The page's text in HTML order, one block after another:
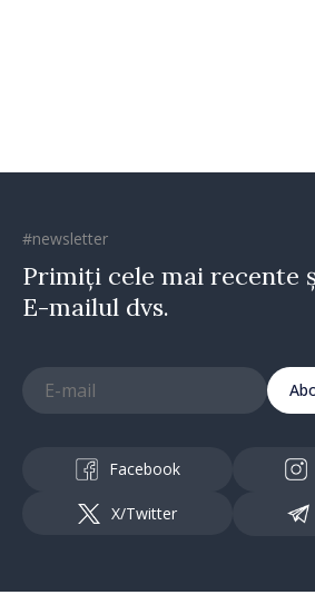
#newsletter
Primiți cele mai recente
E-mailul dvs.
Facebook
X/Twitter